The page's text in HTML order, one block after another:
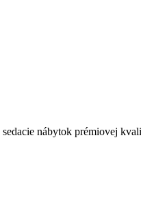
nábytok prémiovej